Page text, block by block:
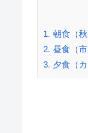
1. 朝食（秋
2. 昼食（
3. 夕食（カ